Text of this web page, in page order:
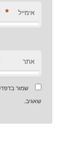
אימייל *
אתר
שמור
שאגיב.